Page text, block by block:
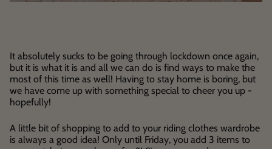
It absolutely sucks to be going through lockdown once again,
but it is what it is and all we can do is find ways to make the
most of this time as well! Having to stay home is boring, but
we have come up with something special to cheer you up -
hopefully!
A little bit of shopping to add to your riding clothes wardrobe
is always a good idea! Only until Friday, you add 3 items to